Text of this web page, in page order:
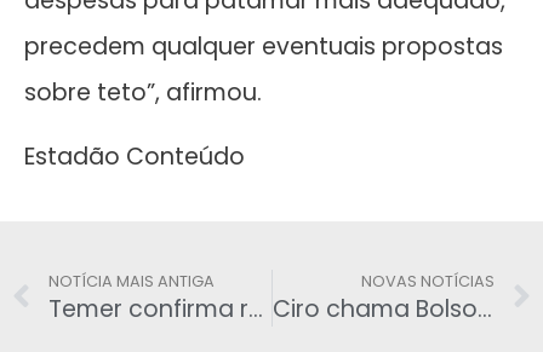
precedem qualquer eventuais propostas
sobre teto”, afirmou.
Estadão Conteúdo
NOTÍCIA MAIS ANTIGA
Temer confirma reajuste de servidor e diz que STF terá auxílio-moradia incorporado a salário
NOVAS NOTÍCIAS
Ciro chama Bolsonaro de ‘Projetinho de Hitler tropical‘ durante evento em Brasília